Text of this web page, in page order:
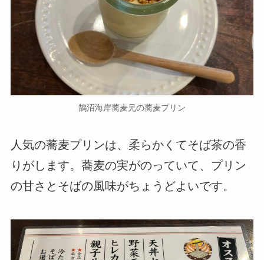
鵠沼海岸蕎麦兄の蕎麦プリン
人気の蕎麦プリンは、柔らかくてそば茶の香
りがします。蕎麦の実がのっていて、プリン
の甘さとそばの風味がちょうどよいです。